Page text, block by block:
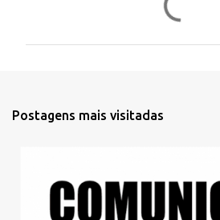
Postagens mais visitadas